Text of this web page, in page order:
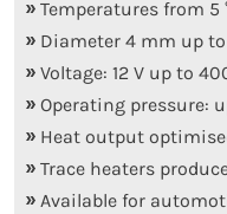
Temperatures from 5
Diameter 4 mm up
Voltage: 12 V up to
Operating pressure:
Heat output
Trace heaters
Available for